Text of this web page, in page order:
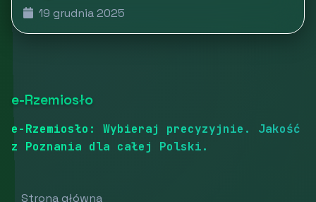
19 grudnia 2025
e-Rzemiosło
e-Rzemiosło: Wybieraj precyzyjnie. Jakość
z Poznania dla całej Polski.
Strona główna